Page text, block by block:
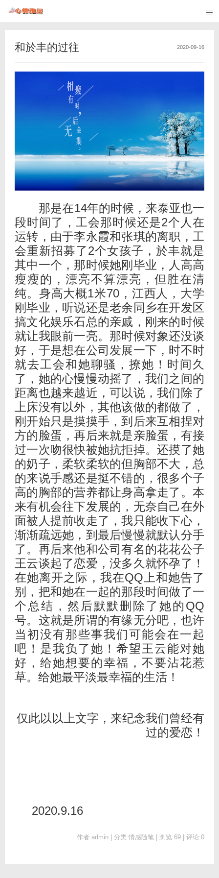

2020-09-16
和於丰的过往
那是在14年的时候，来泰亚也一
段时间了，工会那时候还是2个人在
运转，由于李永霞和张琪的离职，工
会重新招募了2个女孩子，於丰就是
其中一个，那时候她刚毕业，人高高
瘦瘦的，漂亮不算漂亮，但胜在清
纯。身高大概1米70，江西人，大学
刚毕业，听说还是老余同乡在开发区
搞文化娱乐石总的亲戚，刚来的时候
就让我眼前一亮。那时候对象还没谈
好，于是想在公司发展一下，时不时
就去工会和她聊骚，撩她！时间久
了，她的心慢慢动摇了，我们之间的
距离也越来越近，可以说，我们除了
上床没有以外，其他该做的都做了，
刚开始只是摸摸手，到后来互相捏对
方的脸蛋，再后来就是亲脸蛋，有接
过一次吻很快被她抗拒掉。还摸了她
的奶子，柔软柔软的但胸部不大，总
的来说手感还是挺不错的，很多个子
高的胸部的营养都让身高拿走了。本
来有机会往下发展的，无奈自己在外
面被人提前收走了，我只能收下心，
渐渐疏远她，到最后慢慢就默认分手
了。再后来他和公司有名的花花公子
王云谈起了恋爱，没多久就怀孕了！
在她离开之际，我在QQ上和她告了
别，把和她在一起的那段时间做了一
个总结，然后默默删除了她的QQ
号。这就是所谓的有缘无分吧，也许
当初没有那些事我们可能会在一起
吧！是我负了她！希望王云能对她
好，给她想要的幸福，不要沾花惹
草。给她最平淡最幸福的生活！
仅此以以上文字，来纪念我们曾经有
过的爱恋！
2020.9.16
作者:admin | 分类:情感随笔 | 浏览:69 | 评论:0